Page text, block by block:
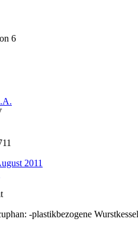
6
2011
-plastikbezogene